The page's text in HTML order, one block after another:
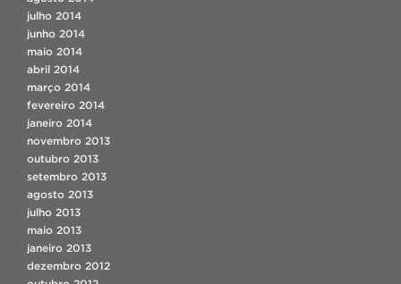
julho 2014
junho 2014
maio 2014
abril 2014
março 2014
fevereiro 2014
janeiro 2014
novembro 2013
outubro 2013
setembro 2013
agosto 2013
julho 2013
maio 2013
janeiro 2013
dezembro 2012